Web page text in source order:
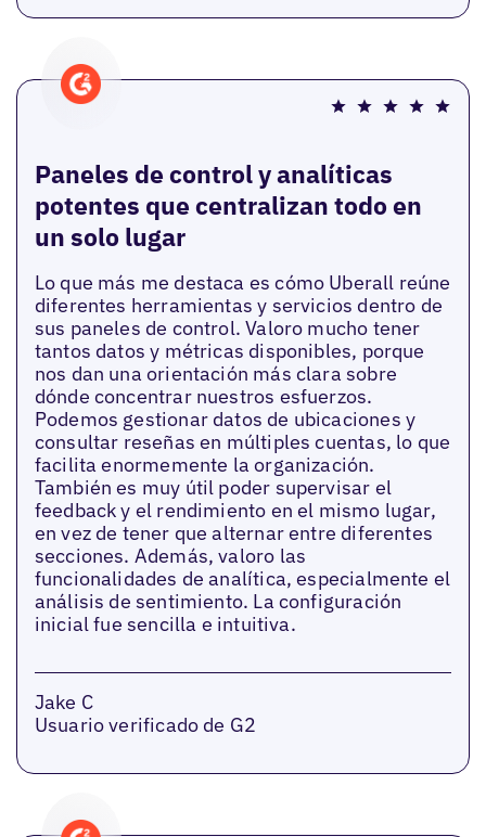
Paneles de control y analíticas
potentes que centralizan todo en
un solo lugar
Lo que más me destaca es cómo Uberall reúne
diferentes herramientas y servicios dentro de
sus paneles de control. Valoro mucho tener
tantos datos y métricas disponibles, porque
nos dan una orientación más clara sobre
dónde concentrar nuestros esfuerzos.
Podemos gestionar datos de ubicaciones y
consultar reseñas en múltiples cuentas, lo que
facilita enormemente la organización.
También es muy útil poder supervisar el
feedback y el rendimiento en el mismo lugar,
en vez de tener que alternar entre diferentes
secciones. Además, valoro las
funcionalidades de analítica, especialmente el
análisis de sentimiento. La configuración
inicial fue sencilla e intuitiva.
Jake C
Usuario verificado de G2